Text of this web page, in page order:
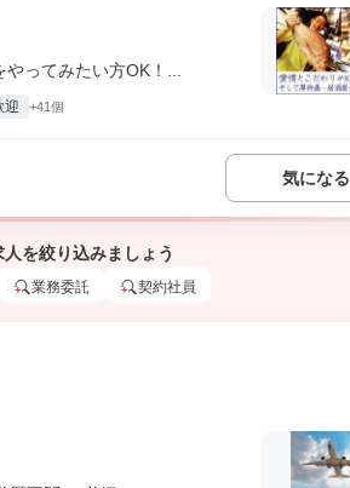
ってみたい方OK！...
迎 +41個
気になる
を絞り込みましょう
業務委託 契約社員